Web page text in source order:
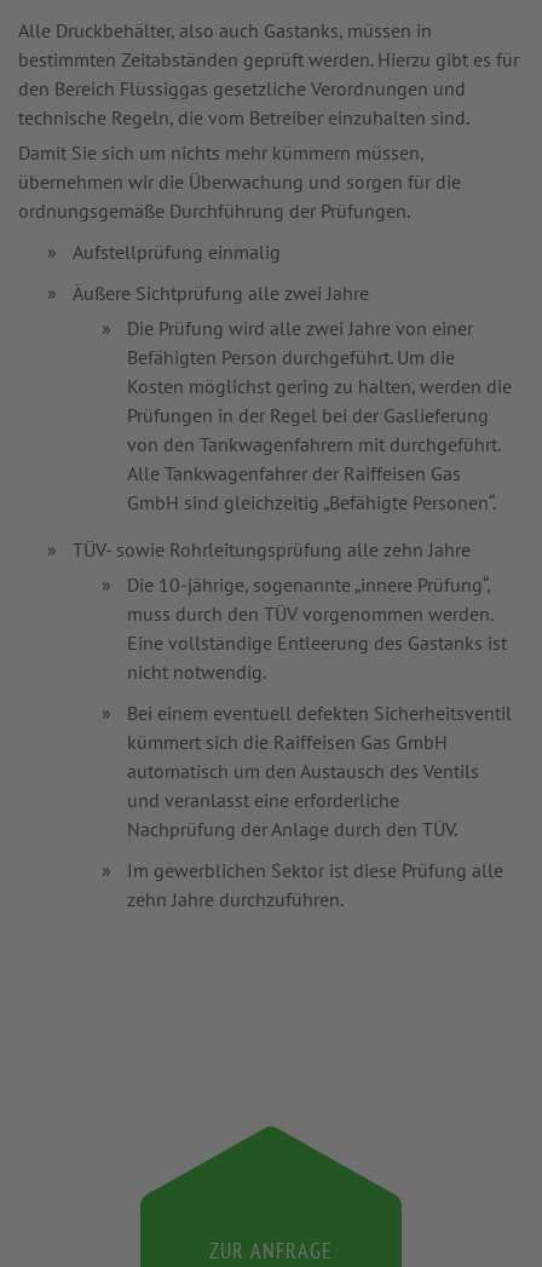
Alle Druckbehälter, also auch Gastanks, müssen in
bestimmten Zeitabständen geprüft werden. Hierzu gibt es für
den Bereich Flüssiggas gesetzliche Verordnungen und
technische Regeln, die vom Betreiber einzuhalten sind.
Damit Sie sich um nichts mehr kümmern müssen,
übernehmen wir die Überwachung und sorgen für die
ordnungsgemäße Durchführung der Prüfungen.
Aufstellprüfung einmalig
Äußere Sichtprüfung alle zwei Jahre
Die Prüfung wird alle zwei Jahre von einer
Befähigten Person durchgeführt. Um die
Kosten möglichst gering zu halten, werden die
Prüfungen in der Regel bei der Gaslieferung
von den Tankwagenfahrern mit durchgeführt.
Alle Tankwagenfahrer der Raiffeisen Gas
GmbH sind gleichzeitig „Befähigte Personen“.
TÜV- sowie Rohrleitungsprüfung alle zehn Jahre
Die 10-jährige, sogenannte „innere Prüfung“,
muss durch den TÜV vorgenommen werden.
Eine vollständige Entleerung des Gastanks ist
nicht notwendig.
Bei einem eventuell defekten Sicherheitsventil
kümmert sich die Raiffeisen Gas GmbH
automatisch um den Austausch des Ventils
und veranlasst eine erforderliche
Nachprüfung der Anlage durch den TÜV.
Im gewerblichen Sektor ist diese Prüfung alle
zehn Jahre durchzuführen.
ZUR ANFRAGE